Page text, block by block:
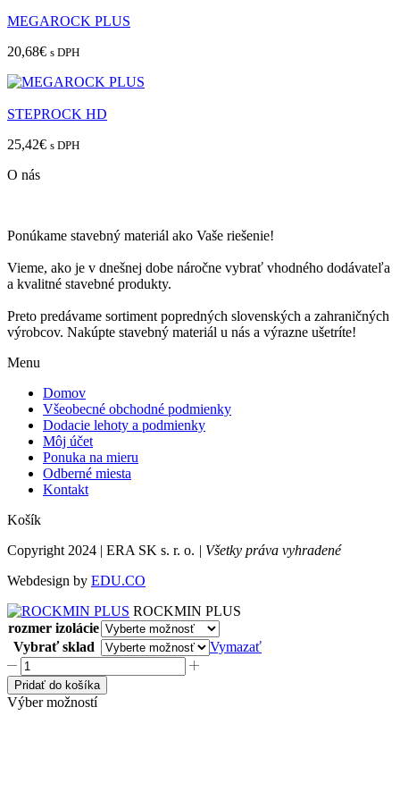
MEGAROCK PLUS
20,68€ s DPH
STEPROCK HD
25,42€ s DPH
O nás
Ponúkame stavebný materiál ako Vaše riešenie!
Vieme, ako je v dnešnej dobe náročne vybrať vhodného dodávateľa
a kvalitné stavebné produkty.
Preto predávame sortiment popredných slovenských a zahraničných
výrobcov. Nakúpte stavebný materiál u nás a výrazne ušetríte!
Menu
Domov
Všeobecné obchodné podmienky
Dodacie lehoty a podmienky
Môj účet
Ponuka na mieru
Odberné miesta
Kontakt
Košík
Copyright 2024 | ERA SK s. r. o. | Všetky práva vyhradené
Webdesign by EDU.CO
ROCKMIN PLUS
rozmer izolácie
Vybrať sklad
Vymazať
množstvo
ROCKMIN
PLUS
Pridať do košíka
Výber možností